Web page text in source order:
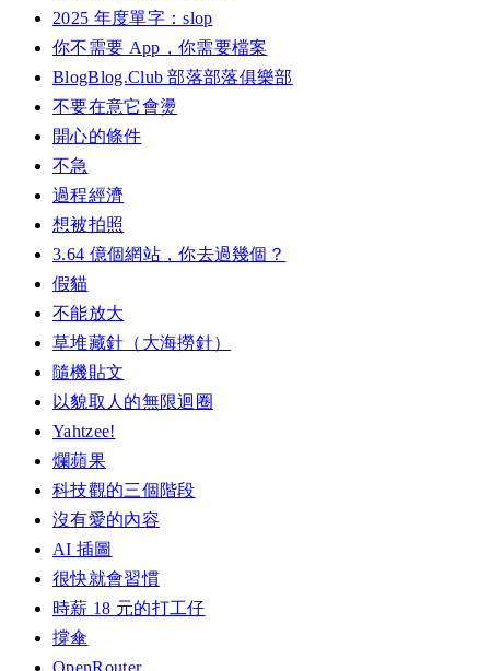
2025 年度單字：slop
你不需要 App，你需要檔案
BlogBlog.Club 部落部落俱樂部
不要在意它會燙
開心的條件
不急
過程經濟
想被拍照
3.64 億個網站，你去過幾個？
假貓
不能放大
草堆藏針（大海撈針）
隨機貼文
以貌取人的無限迴圈
Yahtzee!
爛蘋果
科技觀的三個階段
沒有愛的內容
AI 插圖
很快就會習慣
時薪 18 元的打工仔
撐傘